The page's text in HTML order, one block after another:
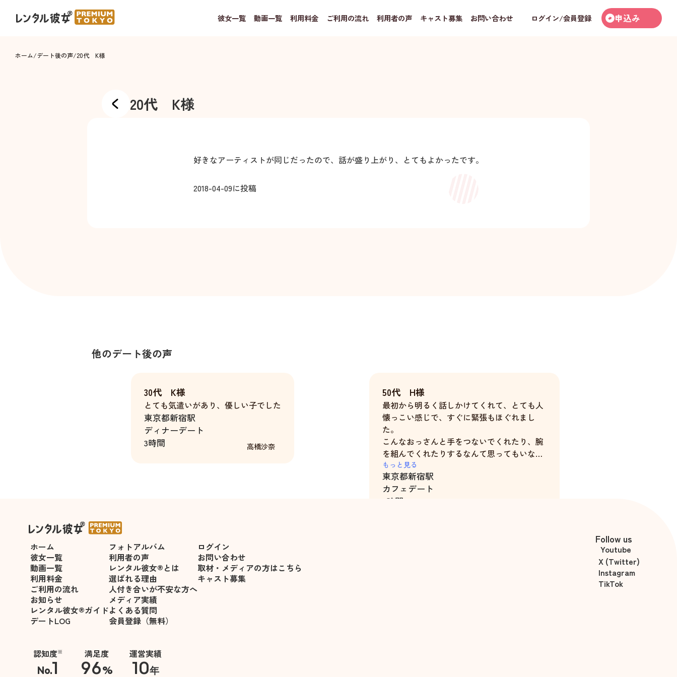
彼女一覧 動画一覧 利用料金 ご利用の流れ 利用者の声 キャスト募集 お問い合わせ ログイン/会員登録 申込み
ホーム/デート後の声/20代 K様
20代 K様
好きなアーティストが同じだったので、話が盛り上がり、とてもよかったです。
2018-04-09に投稿
他のデート後の声
30代 K様
とても気遣いがあり、優しい子でした
東京都新宿駅
ディナーデート
3時間
高橋沙奈
50代 H様
最初から明るく話しかけてくれて、とても人
懐っこい感じで、すぐに緊張もほぐれまし
た。
こんなおっさんと手をつないでくれたり、腕
を組んでくれたりするなんて思ってもいなか
ったので、正直感激しました。 あっという間
の2時間でした。
またお願いしたいと思います。
もっと見る
東京都新宿駅
カフェデート
2時間
ホーム
彼女一覧
動画一覧
利用料金
ご利用の流れ
お知らせ
レンタル彼女®ガイド
デートLOG
フォトアルバム
利用者の声
レンタル彼女®とは
選ばれる理由
人付き合いが不安な方へ
メディア実績
よくある質問
会員登録（無料）
ログイン
お問い合わせ
取材・メディアの方はこちら
キャスト募集
認知度※
No.1
満足度
96%
運営実績
10年
Follow us
Youtube
X (Twitter)
Instagram
TikTok